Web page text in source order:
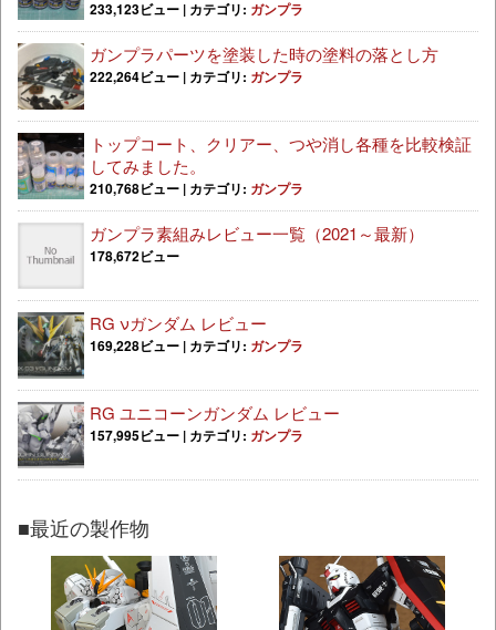
233,123ビュー | カテゴリ: ガンプラ
ガンプラパーツを塗装した時の塗料の落とし方
222,264ビュー | カテゴリ: ガンプラ
トップコート、クリアー、つや消し各種を比較検証
してみました。
210,768ビュー | カテゴリ: ガンプラ
ガンプラ素組みレビュー一覧（2021～最新）
178,672ビュー
RG νガンダム レビュー
169,228ビュー | カテゴリ: ガンプラ
RG ユニコーンガンダム レビュー
157,995ビュー | カテゴリ: ガンプラ
■最近の製作物